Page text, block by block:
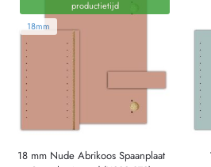
productietijd
18mm
18 mm Nude Abrikoos Spaanplaat